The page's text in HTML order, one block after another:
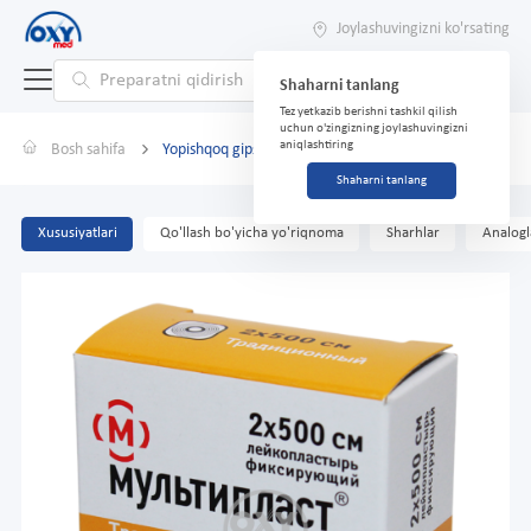
Joylashuvingizni ko'rsating
Shaharni tanlang
Tez yetkazib berishni tashkil qilish
uchun o'zingizning joylashuvingizni
aniqlashtiring
Shaharni tanlang
Bosh sahifa Yopishqoq gips Multiplast 2cm*500sm
Xususiyatlari Qo'llash bo'yicha yo'riqnoma Sharhlar